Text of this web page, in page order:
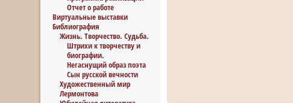
Отчет о работе
Виртуальные выставки
Библиография
Жизнь. Творчество. Судьба.
Штрихи к творчеству и
биографии.
Негаснущий образ поэта
Сын русской вечности
Художественный мир
Лермонтова